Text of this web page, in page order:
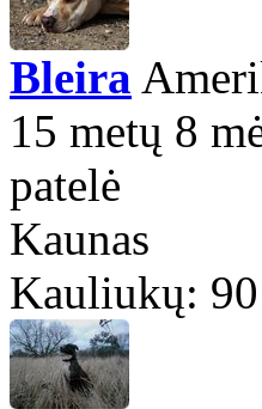
Bleira
15 metų 8
patelė
Kaunas
Kauliukų: 90